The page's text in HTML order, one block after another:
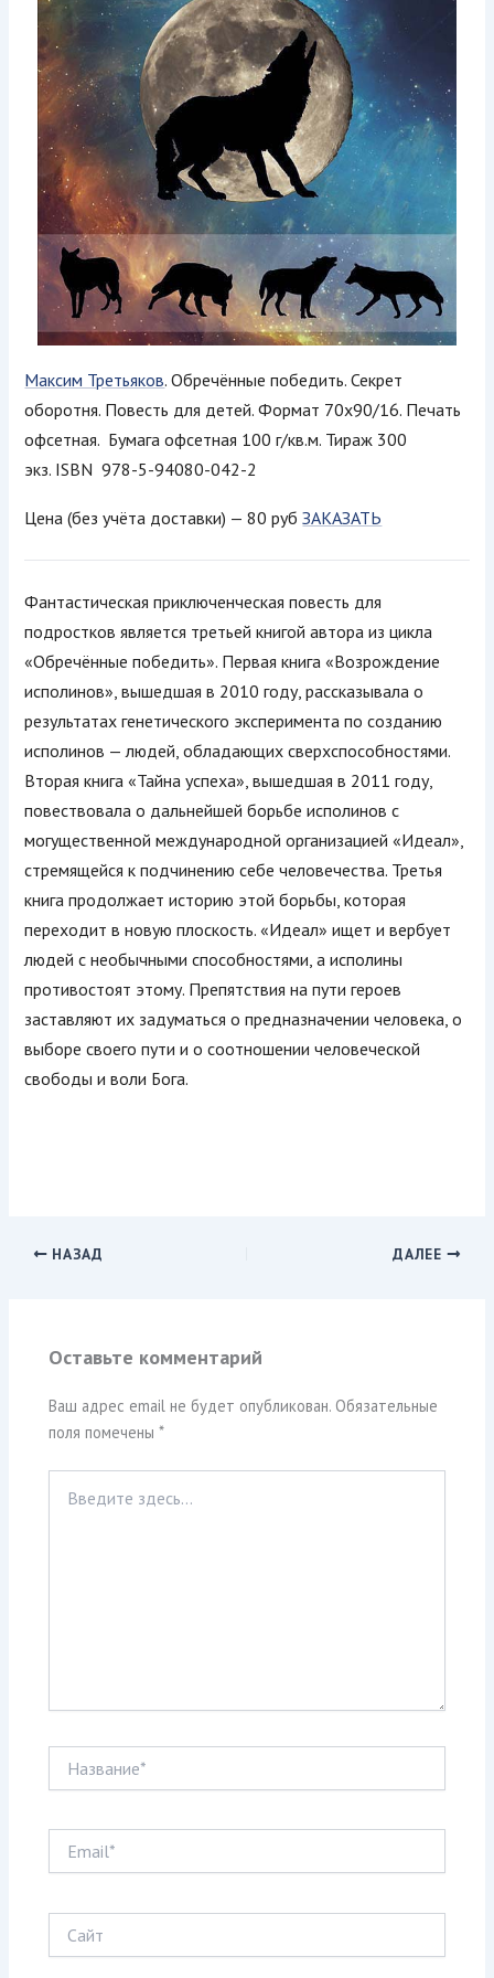
Максим Третьяков. Обречённые победить. Секрет
оборотня. Повесть для детей. Формат 70х90/16. Печать
офсетная. Бумага офсетная 100 г/кв.м. Тираж 300
экз. ISBN 978-5-94080-042-2
Цена (без учёта доставки) — 80 рубЗАКАЗАТЬ
Фантастическая приключенческая повесть для
подростков является треть­ей книгой автора из цикла
«Обречённые победить». Первая книга «Возрождение
исполинов», вышедшая в 2010 году, рассказывала о
результатах генетического эксперимента по созданию
исполинов — людей, обладающих сверхспособностями.
Вторая книга «Тайна успеха», вышедшая в 2011 году,
повествовала о дальнейшей борьбе исполинов с
могущественной международной организацией «Идеал»,
стремящейся к подчинению себе человечест­ва. Третья
книга продолжает историю этой борьбы, которая
переходит в новую плоскость. «Идеал» ищет и вербует
людей с необычными способностями, а исполины
противостоят этому. Препятствия на пути героев
заставляют их задуматься о предназначении человека, о
выборе своего пути и о соотношении человеческой
свободы и воли Бога.
НАЗАД ДАЛЕЕ
Оставьте комментарий
Ваш адрес email не будет опубликован. Обязательные
поля помечены*
здесь...